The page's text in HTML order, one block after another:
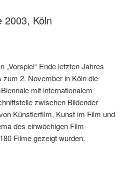
2003, Köln
„Vorspiel“ Ende letzten Jahres
2. November in Köln die
mit internationalem
zwischen Bildender
Künstlerfilm, Kunst im Film und
des einwöchigen Film-
Filme gezeigt wurden.